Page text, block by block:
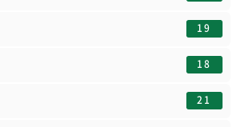
19
18
21